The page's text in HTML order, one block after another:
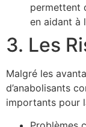
permettent
en aidant à
3. Les
Malgré les
d’anabolisants
importants pour